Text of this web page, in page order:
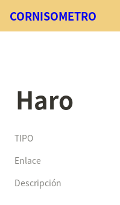
CORNISOMETRO
Haro
TIPO
Enlace
Descripción